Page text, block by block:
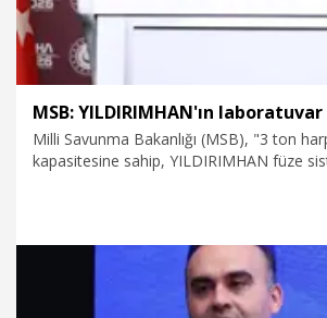
Milli Savunma Bakanlığı (MSB), "3 ton
kapasitesine sahip, YILDIRIMHAN füze